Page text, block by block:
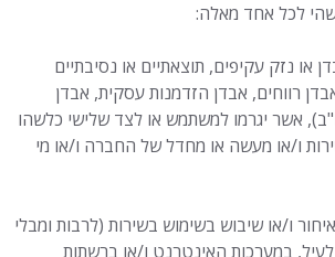
לכל אחד מאלה:
או נזק עקיפים, תוצאתיים או נסיבתיים
רווחים, אבדן הזדמנות עסקית, אבדן
אשר יגרמו למשתמש או לצד שלישי כלשהו
ו/או מעשה או מחדל של החברה ו/או מי
איחור ו/או שיבוש בשימוש בשירות (לרבות ומבלי
במערכות האינטרנט ו/או ברשתות